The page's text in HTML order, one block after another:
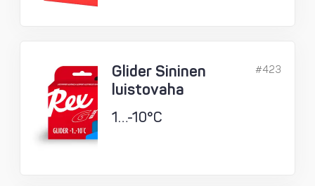
Glider Sininen
luistovaha
1…-10°C
#423